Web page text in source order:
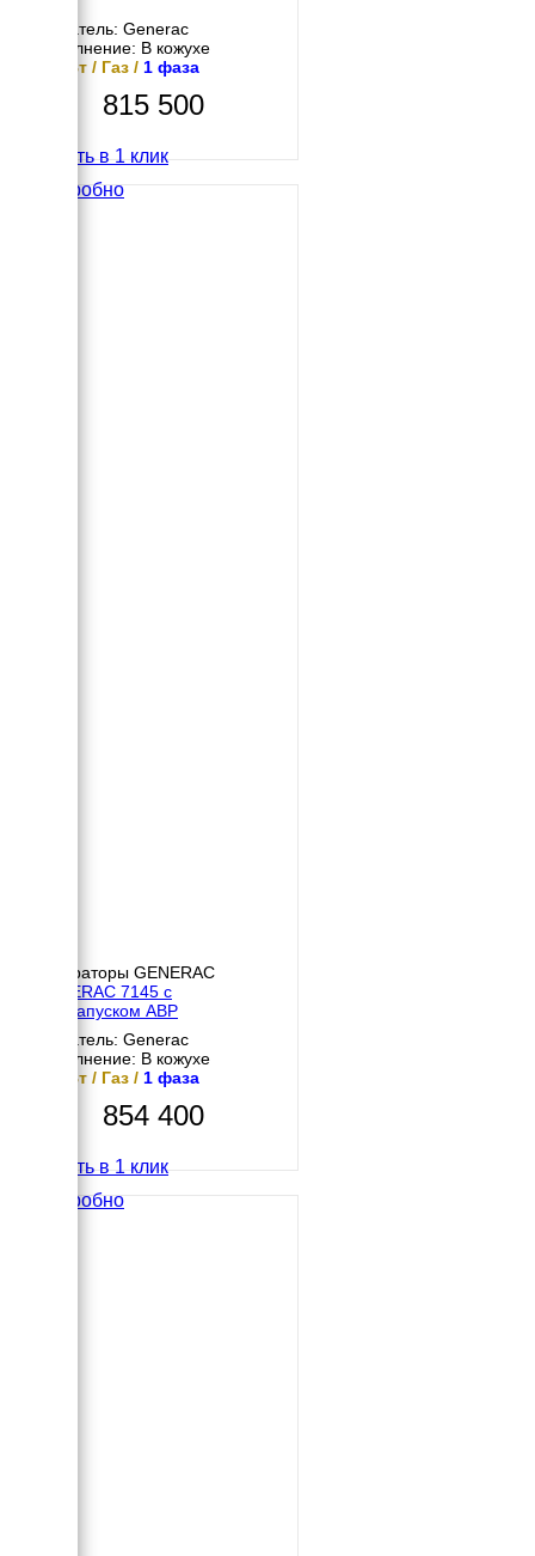
Двигатель: Generac
Исполнение: В кожухе
10 кВт / Газ / 1 фаза
815 500
Купить в 1 клик
Подробно
Генераторы GENERAC
GENERAC 7145 с
автозапуском АВР
Двигатель: Generac
Исполнение: В кожухе
10 кВт / Газ / 1 фаза
854 400
Купить в 1 клик
Подробно